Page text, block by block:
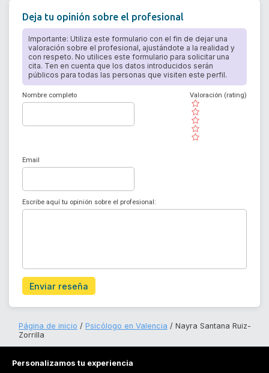
Deja tu opinión sobre el profesional
Importante: Utiliza este formulario con el fin de dejar una
valoración sobre el profesional, ajustándote a la realidad y
con respeto. No utilices este formulario para solicitar una
cita. Ten en cuenta que los datos introducidos serán
públicos para todas las personas que visiten este perfil.
Nombre completo
( )
( )
( )
( )
( )
Valoración (rating)
Email
Escribe aquí tu opinión sobre el profesional:
Enviar reseña
Página de inicio Psicólogo en Valencia
Nayra Santana Ruiz-
Zorrilla
Personalizamos tu experiencia